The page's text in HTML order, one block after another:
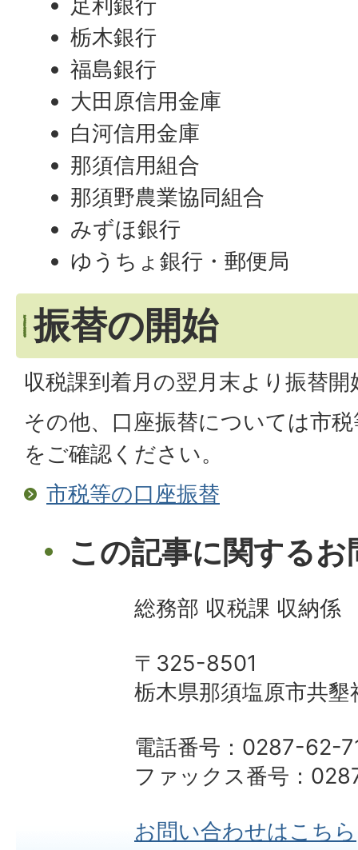
栃木銀行
福島銀行
大田原信用金庫
白河信用金庫
那須信用組合
那須野農業協同組合
みずほ銀行
ゆうちょ銀行・郵便局
振替の開始
収税課到着月の翌月末より振替
その他、口座振替については市
をご確認ください。
市税等の口座振替
この記事に関する
総務部 収税課 収納係
〒325-8501
栃木県那須塩原市共
電話番号：0287-62-
ファックス番号：
お問い合わせはこちら